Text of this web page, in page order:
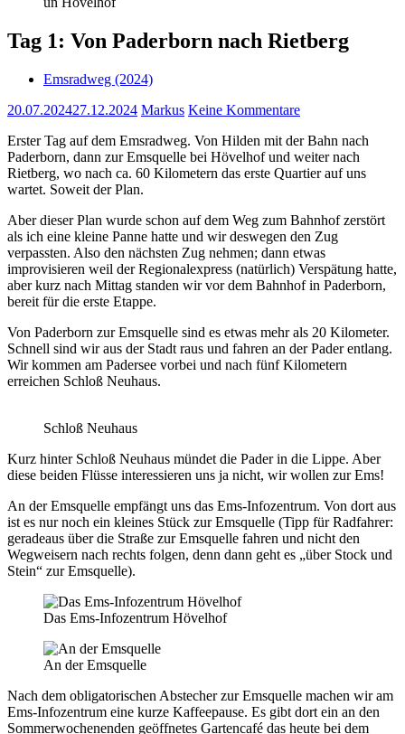
Tag 1: Von Paderborn nach Rietberg
Emsradweg (2024)
20.07.202427.12.2024 Markus Keine Kommentare
Erster Tag auf dem Emsradweg. Von Hilden mit der Bahn nach
Paderborn, dann zur Emsquelle bei Hövelhof und weiter nach
Rietberg, wo nach ca. 60 Kilometern das erste Quartier auf uns
wartet. Soweit der Plan.
Aber dieser Plan wurde schon auf dem Weg zum Bahnhof zerstört
als ich eine kleine Panne hatte und wir deswegen den Zug
verpassten. Also den nächsten Zug nehmen; dann etwas
improvisieren weil der Regionalexpress (natürlich) Verspätung hatte,
aber kurz nach Mittag standen wir vor dem Bahnhof in Paderborn,
bereit für die erste Etappe.
Von Paderborn zur Emsquelle sind es etwas mehr als 20 Kilometer.
Schnell sind wir aus der Stadt raus und fahren an der Pader entlang.
Wir kommen am Padersee vorbei und nach fünf Kilometern
erreichen Schloß Neuhaus.
Schloß Neuhaus
Kurz hinter Schloß Neuhaus mündet die Pader in die Lippe. Aber
diese beiden Flüsse interessieren uns ja nicht, wir wollen zur Ems!
An der Emsquelle empfängt uns das Ems-Infozentrum. Von dort aus
ist es nur noch ein kleines Stück zur Emsquelle (Tipp für Radfahrer:
geradeaus über die Straße zur Emsquelle fahren und nicht den
Wegweisern nach rechts folgen, denn dann geht es „über Stock und
Stein“ zur Emsquelle).
Das Ems-Infozentrum Hövelhof
An der Emsquelle
Nach dem obligatorischen Abstecher zur Emsquelle machen wir am
Ems-Infozentrum eine kurze Kaffeepause. Es gibt dort ein an den
Sommerwochenenden geöffnetes Gartencafé das heute bei dem